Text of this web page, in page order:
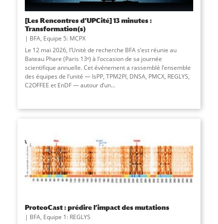
[Les Rencontres d’UPCité] 13 minutes :
Transformation(s)
BFA, Equipe 5: MCPX
Le 12 mai 2026, l’Unité de recherche BFA s’est réunie au
Bateau Phare (Paris 13ᵉ) à l’occasion de sa journée
scientifique annuelle. Cet événement a rassemblé l’ensemble
des équipes de l’unité — IsPP, TPM2PI, DNSA, PMCX, REGLYS,
C2OFFEE et EnDF — autour d’un...
ProteoCast : prédire l’impact des mutations
BFA, Equipe 1: REGLYS